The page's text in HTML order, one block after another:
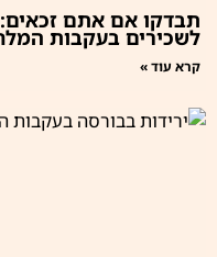
תבדקו אם אתם זכאים:
לשכירים בעקבות
קרא עוד »